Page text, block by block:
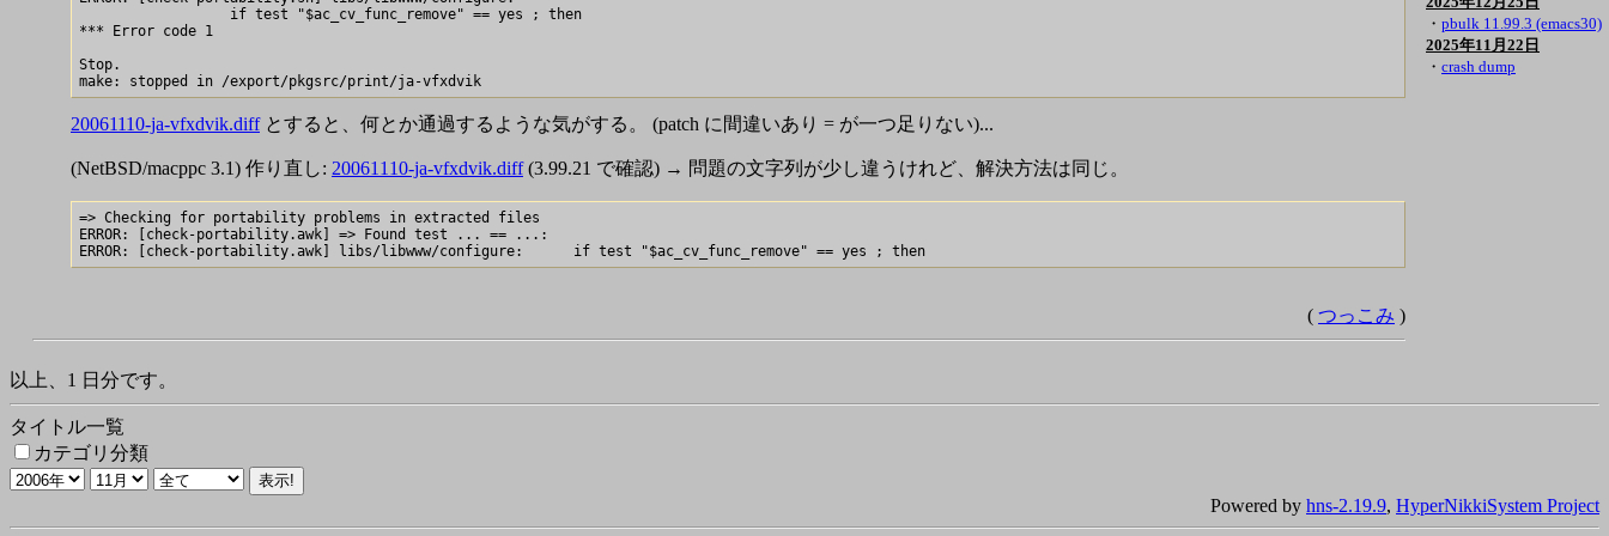
                  if test "$ac_cv_func_remove" == yes ; then
*** Error code 1
Stop.
20061110-ja-vfxdvik.diffとすると、何とか通過するような気がする。 (patch に間違いあり = が一つ足りない)...
(NetBSD/macppc 3.1) 作り直し: 20061110-ja-vfxdvik.diff(3.99.21 で確認) → 問題の文字列が少し違うけれど、解決方法は同じ。
=> Checking for portability problems in extracted files
ERROR: [check-portability.awk] => Found test ... == ...:
( つっこみ )
・ pbulk 11.99.3 (emacs30)
2025年11月22日
・ crash dump
以上、1 日分です。
タイトル一覧
カテゴリ分類
Powered by hns-2.19.9, HyperNikkiSystem Project